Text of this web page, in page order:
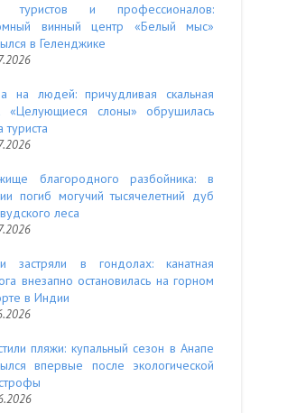
туристов и профессионалов:
винный центр «Белый мыс»
в Геленджике
на людей: причудливая скальная
«Целующиеся слоны» обрушилась
туриста
благородного разбойника: в
погиб могучий тысячелетний дуб
леса
застряли в гондолах: канатная
внезапно остановилась на горном
в Индии
пляжи: купальный сезон в Анапе
впервые после экологической